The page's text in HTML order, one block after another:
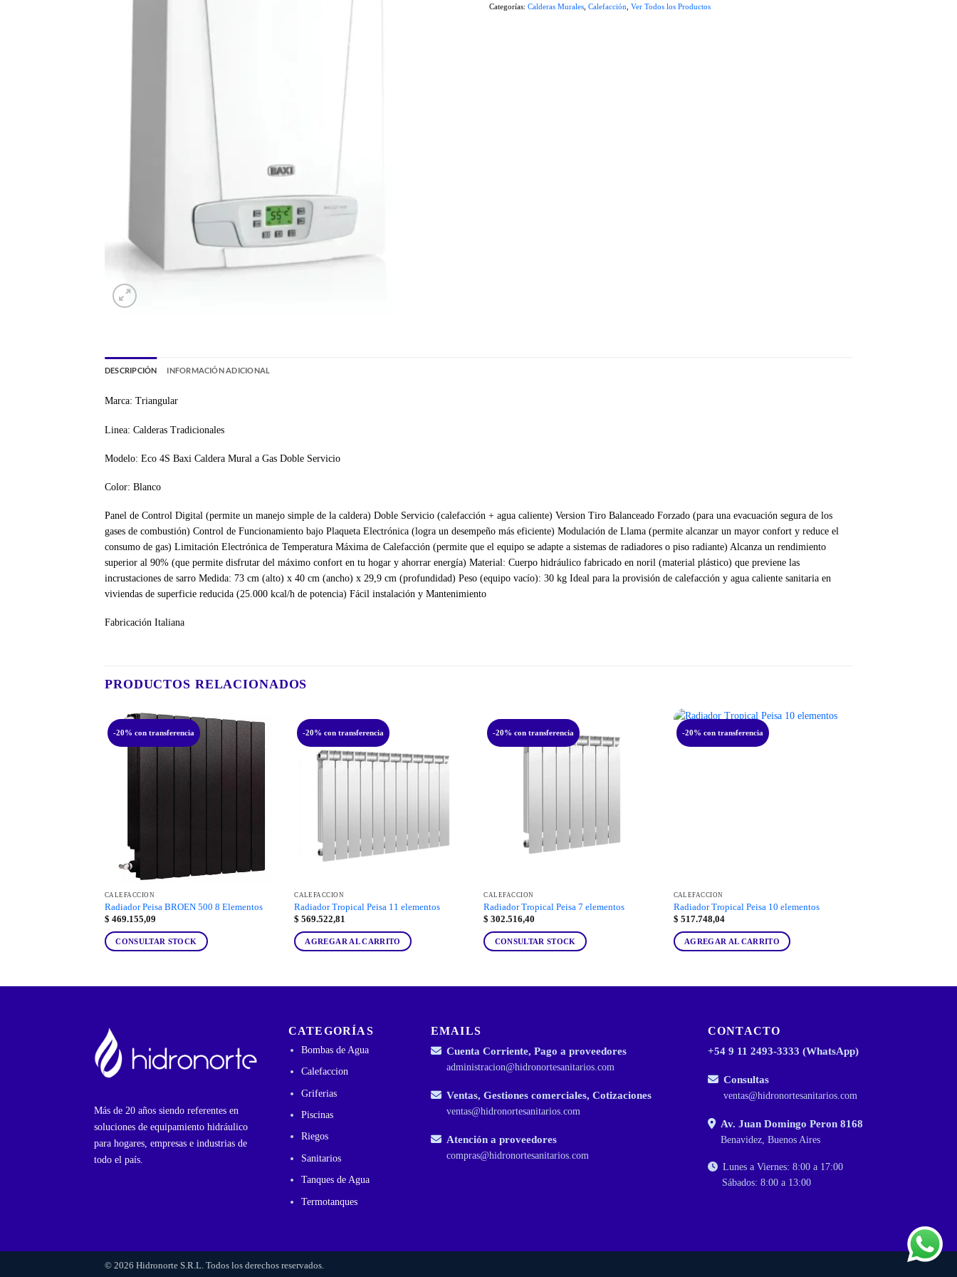
Categorías: Calderas Murales Calefacción Ver Todos los Productos
DESCRIPCIÓN INFORMACIÓN ADICIONAL
Marca: Triangular
Linea: Calderas Tradicionales
Modelo: Eco 4S Baxi Caldera Mural a Gas Doble Servicio
Color: Blanco
Panel de Control Digital (permite un manejo simple de la caldera) Doble Servicio (calefacción + agua caliente) Version Tiro Balanceado Forzado (para una evacuación segura de los
gases de combustión) Control de Funcionamiento bajo Plaqueta Electrónica (logra un desempeño más eficiente) Modulación de Llama (permite alcanzar un mayor confort y reduce el
consumo de gas) Limitación Electrónica de Temperatura Máxima de Calefacción (permite que el equipo se adapte a sistemas de radiadores o piso radiante) Alcanza un rendimiento
superior al 90% (que permite disfrutar del máximo confort en tu hogar y ahorrar energía) Material: Cuerpo hidráulico fabricado en noril (material plástico) que previene las
incrustaciones de sarro Medida: 73 cm (alto) x 40 cm (ancho) x 29,9 cm (profundidad) Peso (equipo vacío): 30 kg Ideal para la provisión de calefacción y agua caliente sanitaria en
viviendas de superficie reducida (25.000 kcal/h de potencia) Fácil instalación y Mantenimiento
Fabricación Italiana
PRODUCTOS RELACIONADOS
-20% con transferencia
CALEFACCIÓN
Radiador Peisa BROEN 500 8 Elementos
$ 469.155,09
CONSULTAR STOCK
-20% con transferencia
CALEFACCIÓN
Radiador Tropical Peisa 11 elementos
$ 569.522,81
AGREGAR AL CARRITO
-20% con transferencia
CALEFACCIÓN
Radiador Tropical Peisa 7 elementos
$ 302.516,40
CONSULTAR STOCK
-20% con transferencia
CALEFACCIÓN
Radiador Tropical Peisa 10 elementos
$ 517.748,04
AGREGAR AL CARRITO
Más de 20 años siendo referentes en
soluciones de equipamiento hidráulico
para hogares, empresas e industrias de
todo el país.
CATEGORÍAS
Bombas de Agua
Calefaccion
Griferias
Piscinas
Riegos
Sanitarios
Tanques de Agua
Termotanques
EMAILS
Cuenta Corriente, Pago a proveedores
administracion@hidronortesanitarios.com
Ventas, Gestiones comerciales, Cotizaciones
ventas@hidronortesanitarios.com
Atención a proveedores
compras@hidronortesanitarios.com
CONTACTO
+54 9 11 2493-3333 (WhatsApp)
Consultas
ventas@hidronortesanitarios.com
Av. Juan Domingo Peron 8168
Benavidez, Buenos Aires
Lunes a Viernes: 8:00 a 17:00
Sábados: 8:00 a 13:00
© 2026 Hidronorte S.R.L. Todos los derechos reservados.